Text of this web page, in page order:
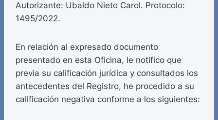
Autorizante: Ubaldo Nieto Carol. Protocolo:
1495/2022.
En relación al expresado documento
presentado en esta Oficina, le notifico que
previa su calificación jurídica y consultados los
antecedentes del Registro, he procedido a su
calificación negativa conforme a los siguientes: